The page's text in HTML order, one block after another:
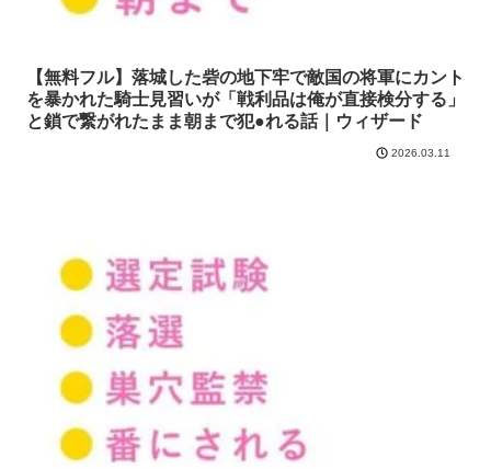
【無料フル】落城した砦の地下牢で敵国の将軍にカント
を暴かれた騎士見習いが「戦利品は俺が直接検分する」
と鎖で繋がれたまま朝まで犯●れる話｜ウィザード
2026.03.11